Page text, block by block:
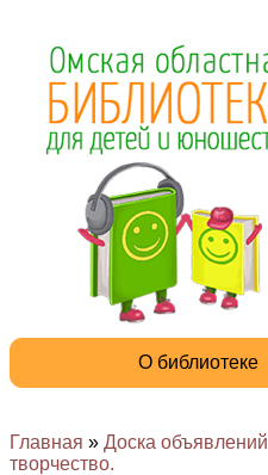
О библиотеке
Главная » Доска объявлений
творчество.